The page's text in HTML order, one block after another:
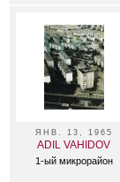
ЯНВ. 13, 1965
ADIL VAHIDOV
1-ый микрорайон